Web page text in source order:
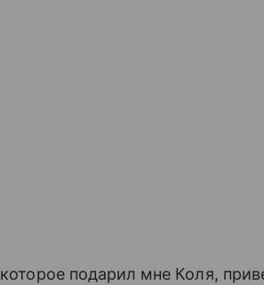
подарил мне Коля,